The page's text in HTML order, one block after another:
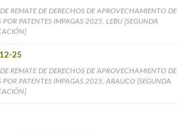
REMATE DE DERECHOS DE APROVECHAMIENTO DE
POR PATENTES IMPAGAS 2025, LEBU [SEGUNDA
25
REMATE DE DERECHOS DE APROVECHAMIENTO DE
POR PATENTES IMPAGAS 2025, ARAUCO [SEGUNDA